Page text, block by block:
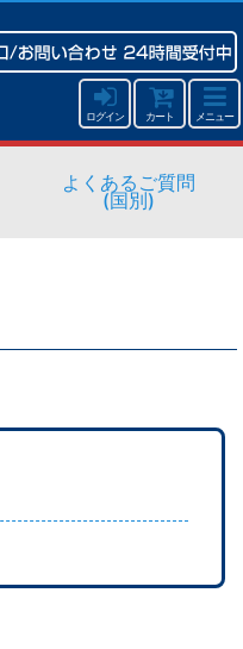
ログイン カート メニュー
よくあるご質問
(国別)